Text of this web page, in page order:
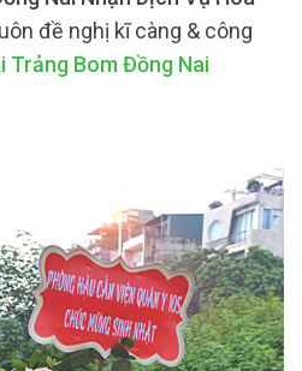
đề nghị kĩ càng & công
Trảng Bom Đồng Nai